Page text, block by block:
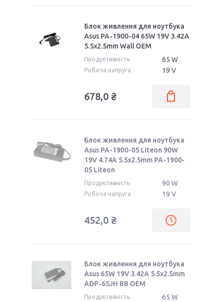
Блок живлення для ноутбука
Asus PA-1900-04 65W 19V 3.42A
5.5x2.5mm Wall OEM
Продуктивність 65 W
Робоча напруга 19 V
678,0 ₴
Блок живлення для ноутбука
Asus PA-1900-05 Liteon 90W
19V 4.74A 5.5x2.5mm PA-1900-
05 Liteon
Продуктивність 90 W
Робоча напруга 19 V
452,0 ₴
Блок живлення для ноутбука
Asus 65W 19V 3.42A 5.5x2.5mm
ADP-65JH BB OEM
Продуктивність 65 W